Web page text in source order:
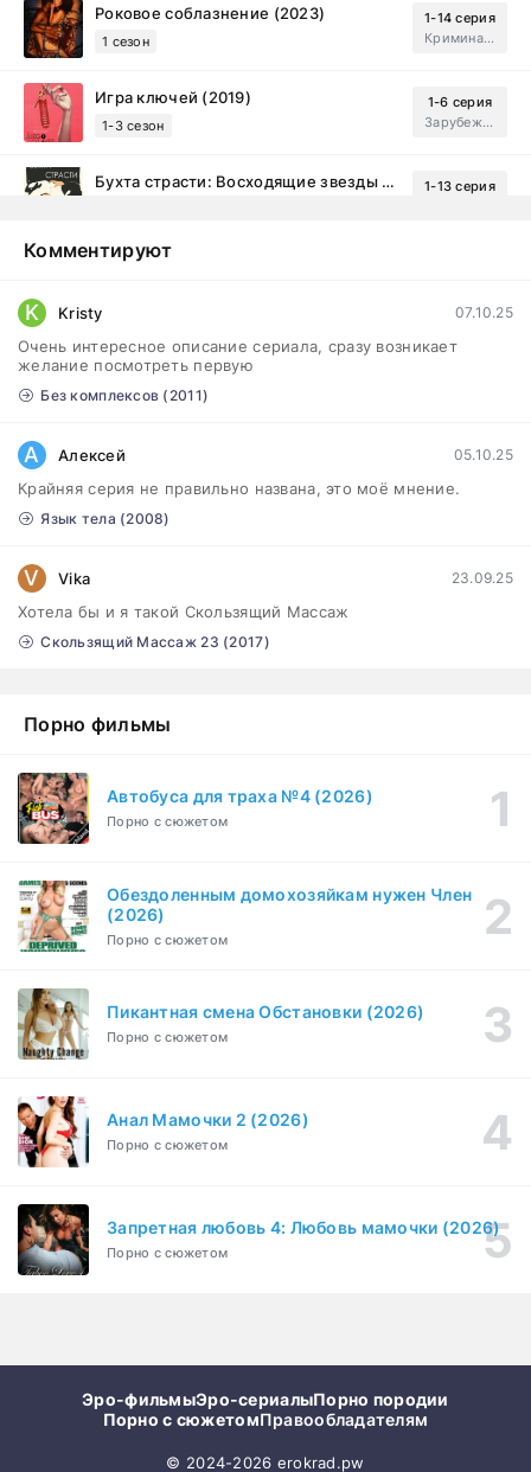
Роковое соблазнение (2023)
1 сезон
1-14 серия
Криминал, Мистический, Триллер, Драма
Игра ключей (2019)
1-3 сезон
1-6 серия
Зарубежный, Мелодрама, Драма
Бухта страсти: Восходящие звезды (2000)
1-13 серия
Эйфория (2019)
Бисексуалка (2018)
1-6 серия
1 сезон
Драма
Комментируют
K Kristy 07.10.25
Очень интересное описание сериала, сразу возникает
желание посмотреть первую
Без комплексов (2011)
А Алексей 05.10.25
Крайняя серия не правильно названа, это моё мнение.
Язык тела (2008)
V Vika 23.09.25
Хотела бы и я такой Скользящий Массаж
Скользящий Массаж 23 (2017)
Порно фильмы
Автобуса для траха №4 (2026)
Порно с сюжетом
Обездоленным домохозяйкам нужен Член
(2026)
Порно с сюжетом
Пикантная смена Обстановки (2026)
Порно с сюжетом
Анал Мамочки 2 (2026)
Порно с сюжетом
Запретная любовь 4: Любовь мамочки (2026)
Порно с сюжетом
Эро-фильмыЭро-сериалыПорно породии
Порно с сюжетомПравообладателям
© 2024-2026 erokrad.pw